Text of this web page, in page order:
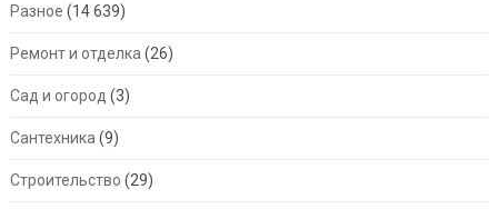
Разное (14 639)
Ремонт и отделка (26)
Сад и огород (3)
Сантехника (9)
Строительство (29)